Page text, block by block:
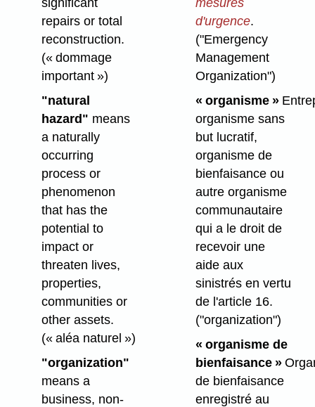
significant
repairs or total
reconstruction.
(« dommage
important »)
"natural
hazard" means
a naturally
occurring
process or
phenomenon
that has the
potential to
impact or
threaten lives,
properties,
communities or
other assets.
(« aléa naturel »)
"organization"
means a
business, non-
mesures
d'urgence.
("Emergency
Management
Organization")
« organisme »
organisme sans
but lucratif,
organisme de
bienfaisance ou
autre organisme
communautaire
qui a le droit de
recevoir une
aide aux
sinistrés en vertu
de l'article 16.
("organization")
« organisme de
bienfaisance »
de bienfaisance
enregistré au